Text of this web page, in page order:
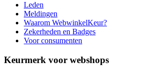
Leden
Meldingen
Waarom WebwinkelKeur?
Zekerheden en Badges
Voor consumenten
Keurmerk voor webshops